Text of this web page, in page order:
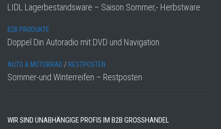
LIDL Lagerbestandsware – Saison Sommer,- Herbstware
B2B PRODUKTE
Doppel Din Autoradio mit DVD und Navigation
AUTO & MOTORRAD / RESTPOSTEN
Sommer-und Winterreifen – Restposten
WIR SIND UNABHÄNGIGE PROFIS IM B2B GROSSHANDEL